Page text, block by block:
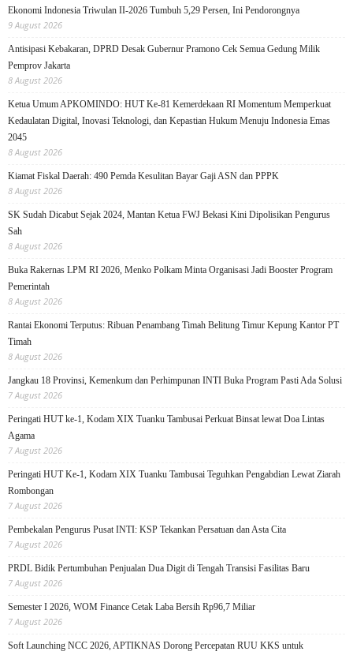
Ekonomi Indonesia Triwulan II-2026 Tumbuh 5,29 Persen, Ini Pendorongnya
9 August 2026
Antisipasi Kebakaran, DPRD Desak Gubernur Pramono Cek Semua Gedung Milik
Pemprov Jakarta
8 August 2026
Ketua Umum APKOMINDO: HUT Ke-81 Kemerdekaan RI Momentum Memperkuat
Kedaulatan Digital, Inovasi Teknologi, dan Kepastian Hukum Menuju Indonesia Emas
2045
8 August 2026
Kiamat Fiskal Daerah: 490 Pemda Kesulitan Bayar Gaji ASN dan PPPK
8 August 2026
SK Sudah Dicabut Sejak 2024, Mantan Ketua FWJ Bekasi Kini Dipolisikan Pengurus
Sah
8 August 2026
Buka Rakernas LPM RI 2026, Menko Polkam Minta Organisasi Jadi Booster Program
Pemerintah
8 August 2026
Rantai Ekonomi Terputus: Ribuan Penambang Timah Belitung Timur Kepung Kantor PT
Timah
8 August 2026
Jangkau 18 Provinsi, Kemenkum dan Perhimpunan INTI Buka Program Pasti Ada Solusi
7 August 2026
Peringati HUT ke-1, Kodam XIX Tuanku Tambusai Perkuat Binsat lewat Doa Lintas
Agama
7 August 2026
Peringati HUT Ke-1, Kodam XIX Tuanku Tambusai Teguhkan Pengabdian Lewat Ziarah
Rombongan
7 August 2026
Pembekalan Pengurus Pusat INTI: KSP Tekankan Persatuan dan Asta Cita
7 August 2026
PRDL Bidik Pertumbuhan Penjualan Dua Digit di Tengah Transisi Fasilitas Baru
7 August 2026
Semester I 2026, WOM Finance Cetak Laba Bersih Rp96,7 Miliar
7 August 2026
Soft Launching NCC 2026, APTIKNAS Dorong Percepatan RUU KKS untuk